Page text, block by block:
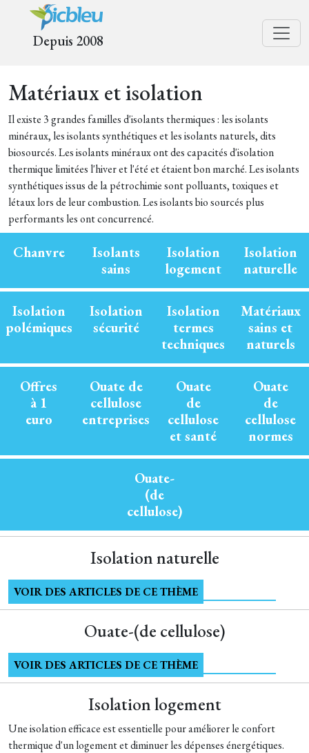
Depuis 2008
Matériaux et isolation
Il existe 3 grandes familles d'isolants thermiques : les isolants
minéraux, les isolants synthétiques et les isolants naturels, dits
biosourcés. Les isolants minéraux ont des capacités d'isolation
thermique limitées l'hiver et l'été et étaient bon marché. Les isolants
synthétiques issus de la pétrochimie sont polluants, toxiques et
létaux lors de leur combustion. Les isolants bio sourcés plus
performants les ont concurrencé.
Chanvre
Isolants
sains
Isolation
logement
Isolation
naturelle
Isolation
polémiques
Isolation
sécurité
Isolation
termes
techniques
Matériaux
sains et
naturels
Offres
à 1
euro
Ouate de
cellulose
entreprises
Ouate
de
cellulose
et santé
Ouate
de
cellulose
normes
Ouate-
(de
cellulose)
Isolation naturelle
VOIR DES ARTICLES DE CE THÈME
Ouate-(de cellulose)
VOIR DES ARTICLES DE CE THÈME
Isolation logement
Une isolation efficace est essentielle pour améliorer le confort
thermique d'un logement et diminuer les dépenses énergétiques.